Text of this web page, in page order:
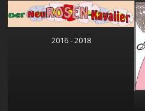
2016 - 2018